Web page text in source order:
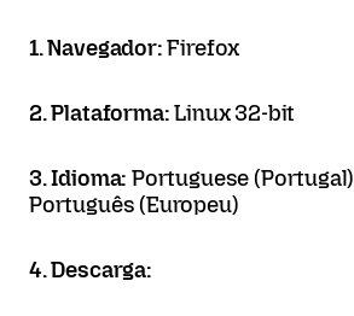
1. Navegador:Firefox
2. Plataforma:Linux 32-bit
3. Idioma:Portuguese
Português (Europeu)
4. Descarga: